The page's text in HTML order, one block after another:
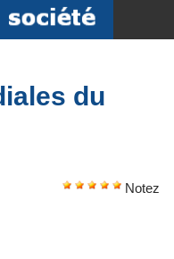
du
Notez